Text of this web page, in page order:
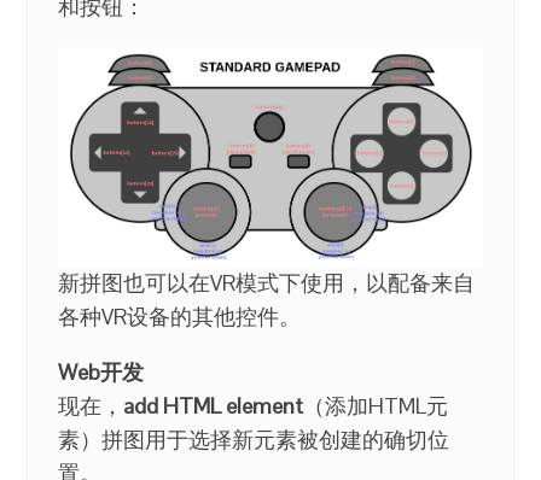
和按钮：
新拼图也可以在VR模式下使用，以配备来自
各种VR设备的其他控件。
Web开发
现在， add HTML element（添加HTML元
素）拼图用于选择新元素被创建的确切位
置。